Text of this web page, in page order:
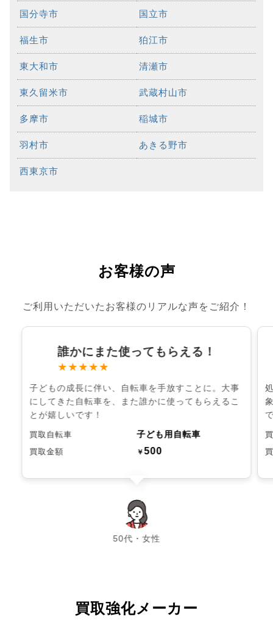
国分寺市 国立市
福生市 狛江市
東大和市 清瀬市
東久留米市 武蔵村山市
多摩市 稲城市
羽村市 あきる野市
西東京市
お客様の声
ご利用いただいたお客様のリアルな声をご紹介！
誰かにまた使ってもらえる！
★★★★★
子どもの成長に伴い、自転車を手放すことに。大事
にしてきた自転車を、また誰かに使ってもらえるこ
とが嬉しいです！
買取自転車 子ども用自転車
買取金額 ￥500
50代・女性
chevron_left chevron_right
買取強化メーカー